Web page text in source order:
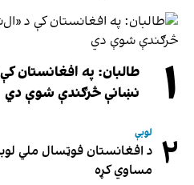
۱
طالبان: په افغانستان
نښانې څرګندې شوې دي
۲ لوبې
مساوي کړه